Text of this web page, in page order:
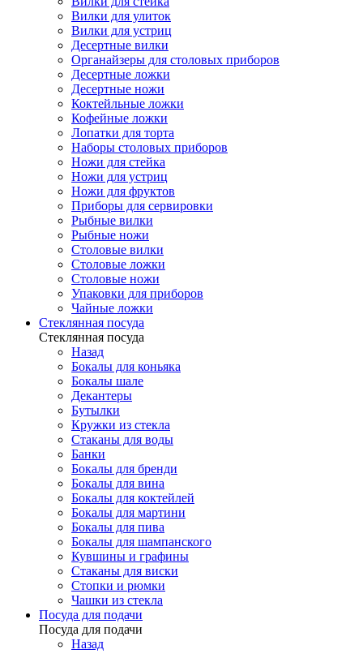
Вилки для улиток
Вилки для устриц
Десертные вилки
Органайзеры для столовых приборов
Десертные ложки
Десертные ножи
Коктейльные ложки
Кофейные ложки
Лопатки для торта
Наборы столовых приборов
Ножи для стейка
Ножи для устриц
Ножи для фруктов
Приборы для сервировки
Рыбные вилки
Рыбные ножи
Столовые вилки
Столовые ложки
Столовые ножи
Упаковки для приборов
Чайные ложки
Стеклянная посуда
Стеклянная посуда
Назад
Бокалы для коньяка
Бокалы шале
Декантеры
Бутылки
Кружки из стекла
Стаканы для воды
Банки
Бокалы для бренди
Бокалы для вина
Бокалы для коктейлей
Бокалы для мартини
Бокалы для пива
Бокалы для шампанского
Кувшины и графины
Стаканы для виски
Стопки и рюмки
Чашки из стекла
Посуда для подачи
Посуда для подачи
Назад